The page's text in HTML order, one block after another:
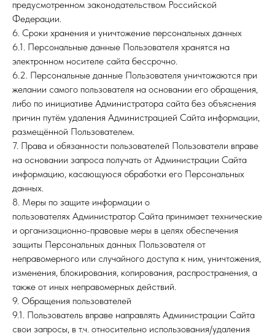
предусмотренном законодательством Российской
Федерации.
6. Сроки хранения и уничтожение персональных данных
6.1. Персональные данные Пользователя хранятся на
электронном носителе сайта бессрочно.
6.2. Персональные данные Пользователя уничтожаются при
желании самого пользователя на основании его обращения,
либо по инициативе Администратора сайта без объяснения
причин путём удаления Администрацией Сайта информации,
размещённой Пользователем.
7. Права и обязанности пользователей Пользователи вправе
на основании запроса получать от Администрации Сайта
информацию, касающуюся обработки его Персональных
данных.
8. Меры по защите информации о
пользователях Администратор Сайта принимает технические
и организационно-правовые меры в целях обеспечения
защиты Персональных данных Пользователя от
неправомерного или случайного доступа к ним, уничтожения,
изменения, блокирования, копирования, распространения, а
также от иных неправомерных действий.
9. Обращения пользователей
9.1. Пользователь вправе направлять Администрации Сайта
свои запросы, в т.ч. относительно использования/удаления